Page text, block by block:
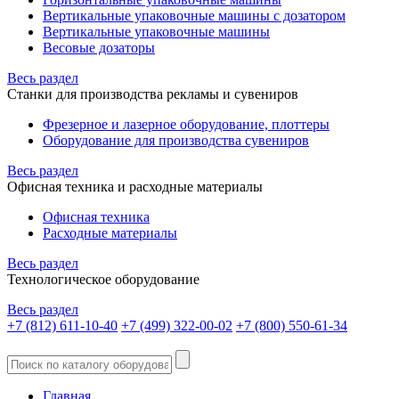
Вертикальные упаковочные машины с дозатором
Вертикальные упаковочные машины
Весовые дозаторы
Весь раздел
Станки для производства рекламы и сувениров
Фрезерное и лазерное оборудование, плоттеры
Оборудование для производства сувениров
Весь раздел
Офисная техника и расходные материалы
Офисная техника
Расходные материалы
Весь раздел
Технологическое оборудование
Весь раздел
+7 (812) 611-10-40 +7 (499) 322-00-02 +7 (800) 550-61-34
Главная